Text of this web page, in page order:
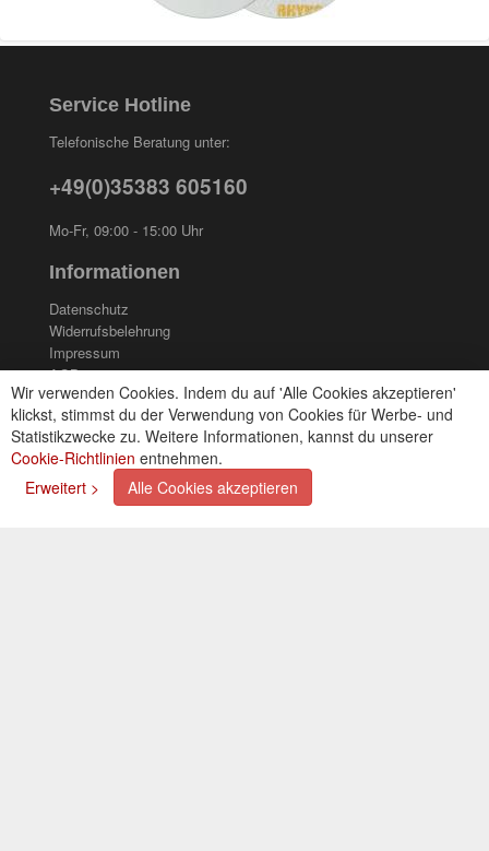
Wir verwenden Cookies. Indem du auf 'Alle Cookies akzeptieren'
klickst, stimmst du der Verwendung von Cookies für Werbe- und
Statistikzwecke zu. Weitere Informationen, kannst du unserer
Cookie-Richtlinien entnehmen.
Erweitert >
Alle Cookies akzeptieren
Service Hotline
Telefonische Beratung unter:
+49(0)35383 605160
Mo-Fr, 09:00 - 15:00 Uhr
Informationen
Datenschutz
Widerrufsbelehrung
Impressum
AGB
Kontakt
Cookies einstellungen
Zahlungsarten